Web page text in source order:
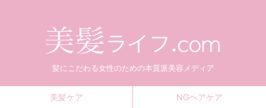
髪にこだわる女性のための本質派美容メディア
美髪ケア NGヘアケア